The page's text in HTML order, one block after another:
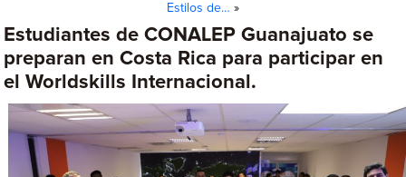
Estilos de… »
Estudiantes de CONALEP Guanajuato se
preparan en Costa Rica para participar en
el Worldskills Internacional.